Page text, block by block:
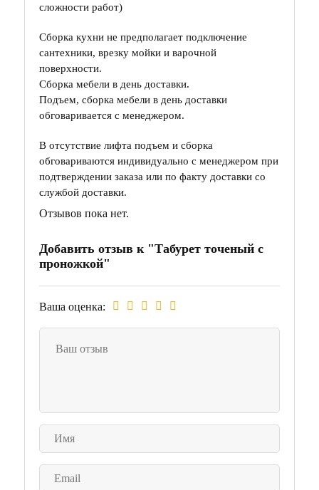
сложности работ)
Сборка кухни не предполагает подключение
сантехники, врезку мойки и варочной
поверхности.
Сборка мебели в день доставки.
Подъем, сборка мебели в день доставки
обговаривается с менеджером.
В отсутствие лифта подъем и сборка
обговариваются индивидуально с менеджером при
подтверждении заказа или по факту доставки со
службой доставки.
Отзывов пока нет.
Добавить отзыв к "Табурет точеный с
проножкой"
Ваша оценка: